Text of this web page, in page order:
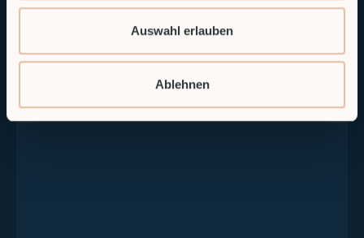
Auswahl erlauben
Ablehnen
Cartesian Speed Limits